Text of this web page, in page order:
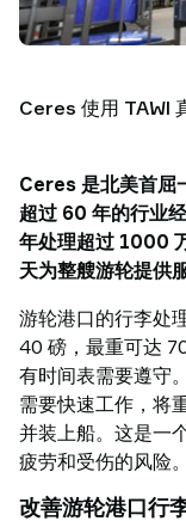
Ceres 使用 TAWI
Ceres 是北美首屈
超过 60 年的行业
年处理超过 1000
天为整艘游轮提供
游轮港口的行李处
40 磅，最重可达
有时间表需要遵守
需要快速工作，将
并装上船。这是一
疲劳和受伤的风险。
改善游轮港口行
搬
运
TAWI
为
什
么
择
TAWI